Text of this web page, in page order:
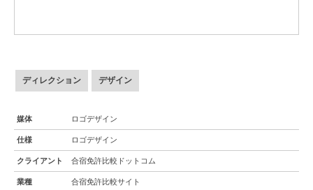
ディレクション デザイン
媒体 ロゴデザイン
仕様 ロゴデザイン
クライアント 合宿免許比較ドットコム
業種 合宿免許比較サイト